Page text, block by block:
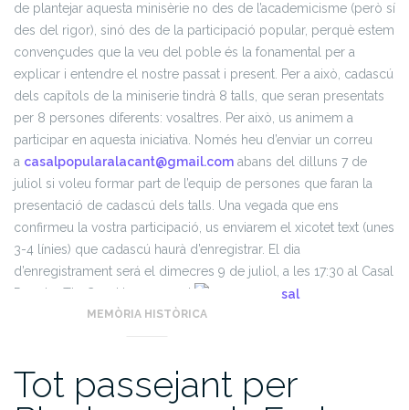
de plantejar aquesta minisèrie no des de l’academicisme (però sí
des del rigor), sinó des de la participació popular, perquè estem
convençudes que la veu del poble és la fonamental per a
explicar i entendre el nostre passat i present. Per a això, cadascú
dels capítols de la miniserie tindrà 8 talls, que seran presentats
per 8 persones diferents: vosaltres. Per això, us animem a
participar en aquesta iniciativa. Només heu d’enviar un correu
a casalpopularalacant@gmail.com abans del dilluns 7 de
juliol si voleu formar part de l’equip de persones que faran la
presentació de cadascú dels talls. Una vegada que ens
confirmeu la vostra participació, us enviarem el xicotet text (unes
3-4 línies) que cadascú haurà d’enregistrar. El dia
d’enregistrament será el dimecres 9 de juliol, a les 17:30 al Casal
Popular Tio Cuc. Us esperem!
MEMÒRIA HISTÒRICA
Tot passejant per